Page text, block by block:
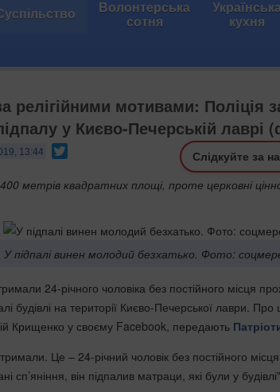
Волонтерська
сотня кухня
релігійними мотивами: Поліція
у Києво-Печерській лаврі
13:44 Слідкуйте за
метрів квадратних площі, проте церковні
У підпалі винен молодий безхатько. Фото:
24-річного чоловіка без постійного місця
будівлі на території Києво-Печерської лаври. Про
Крищенко у своєму Facebook, передають
Це – 24-річний чоловік без постійного
сп’яніння, він підпалив матраци, які були у